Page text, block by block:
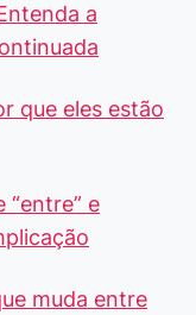
a
que eles estão
“entre” e
muda entre